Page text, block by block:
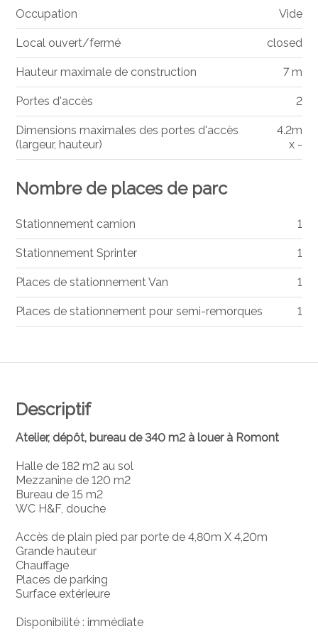
Descriptif
Atelier, dépôt, bureau de 340 m2 à louer à Romont
Halle de 182 m2 au sol
Mezzanine de 120 m2
Bureau de 15 m2
WC H&F, douche
Accès de plain pied par porte de 4,80m X 4,20m
Grande hauteur
Chauffage
Places de parking
Surface extérieure
Disponibilité : immédiate
Occupation Vide
Local ouvert/fermé closed
Hauteur maximale de construction 7 m
Portes d'accès 2
Dimensions maximales des portes d'accès
(largeur, hauteur)
4.2m
x -
Nombre de places de parc
Stationnement camion 1
Stationnement Sprinter 1
Places de stationnement Van 1
Places de stationnement pour semi-remorques 1